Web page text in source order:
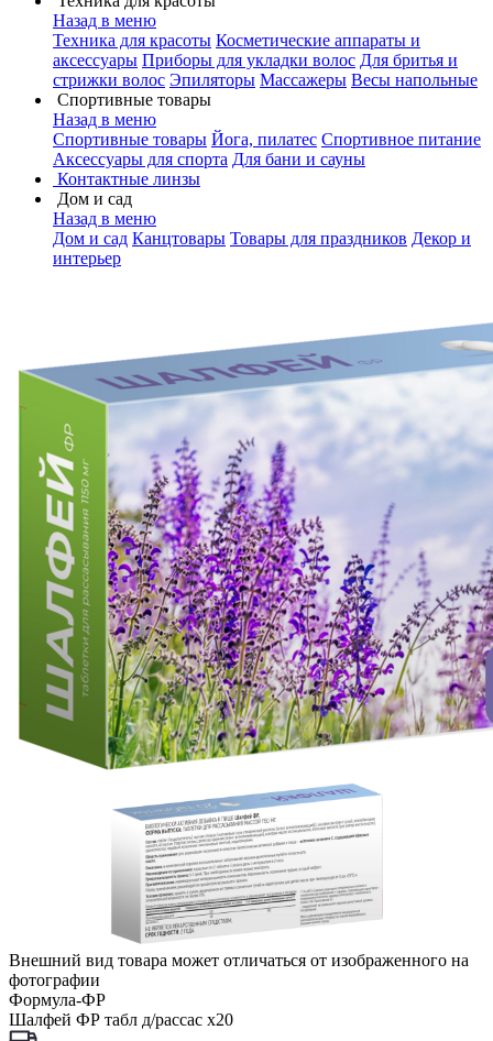
Назад в меню
Техника для красоты Косметические аппараты и
аксессуары Приборы для укладки волос Для бритья и
стрижки волос Эпиляторы Массажеры Весы напольные
Спортивные товары
Назад в меню
Спортивные товары Йога, пилатес Спортивное питание
Аксессуары для спорта Для бани и сауны
Контактные линзы
Дом и сад
Назад в меню
Дом и сад Канцтовары Товары для праздников Декор и
интерьер
Внешний вид товара может отличаться от изображенного на
фотографии
Формула-ФР
Шалфей ФР табл д/рассас x20